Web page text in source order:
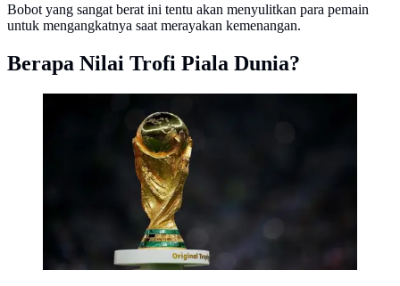
Bobot yang sangat berat ini tentu akan menyulitkan para pemain
untuk mengangkatnya saat merayakan kemenangan.
Berapa Nilai Trofi Piala Dunia?